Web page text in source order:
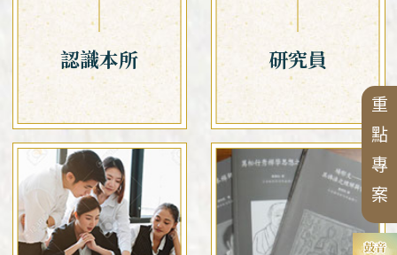
中華佛學學報中華佛學研究
漢傳佛教典籍叢刊
漢傳佛教譯叢
漢傳佛典英譯
新亞洲佛教史翻譯
禪宗典籍系列叢書
佛教會議論文彙編
三十週年專刊
四十五週年專刊
聖嚴思想國際研討會
認識本所 研究員
重
點
專
案